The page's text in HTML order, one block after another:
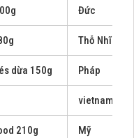
Đức
Thỗ Nhĩ Kì
dừa 150g Pháp
vietnam
210g Mỹ